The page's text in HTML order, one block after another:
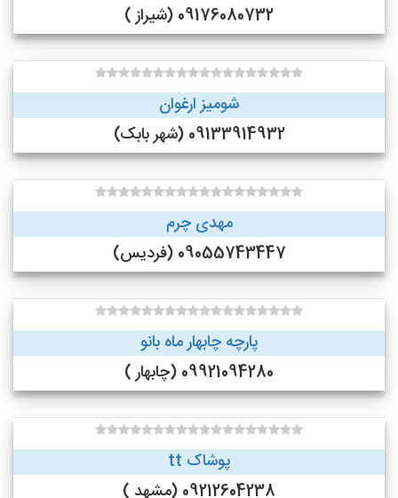
09176080732 (شیراز )
شومیز ارغوان
09133914932 (شهر بابک)
مهدی چرم
09055743447 (فردیس)
پارچه چابهار ماه بانو
09921094280 (چابهار )
پوشاک tt
09212604238 (مشهد )